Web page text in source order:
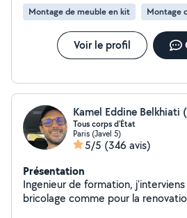
Montage de meuble en kit Montage
Voir le profil
Kamel Eddine Belkhiati
Tous corps d'État
Paris (Javel 5)
5/5 (346 avis)
Présentation
Ingenieur de formation,
bricolage comme pour la